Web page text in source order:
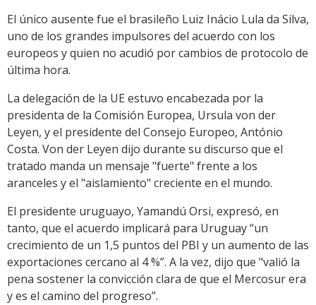
El único ausente fue el brasileño Luiz Inácio Lula da Silva,
uno de los grandes impulsores del acuerdo con los
europeos y quien no acudió por cambios de protocolo de
última hora.
La delegación de la UE estuvo encabezada por la
presidenta de la Comisión Europea, Ursula von der
Leyen, y el presidente del Consejo Europeo, António
Costa. Von der Leyen dijo durante su discurso que el
tratado manda un mensaje "fuerte" frente a los
aranceles y el "aislamiento" creciente en el mundo.
El presidente uruguayo, Yamandú Orsi, expresó, en
tanto, que el acuerdo implicará para Uruguay “un
crecimiento de un 1,5 puntos del PBI y un aumento de las
exportaciones cercano al 4 %”. A la vez, dijo que "valió la
pena sostener la convicción clara de que el Mercosur era
y es el camino del progreso”.